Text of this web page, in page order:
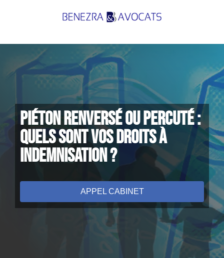
PIÉTON RENVERSÉ OU PERCUTÉ :
QUELS SONT VOS DROITS À
indemnisation ?
APPEL CABINET